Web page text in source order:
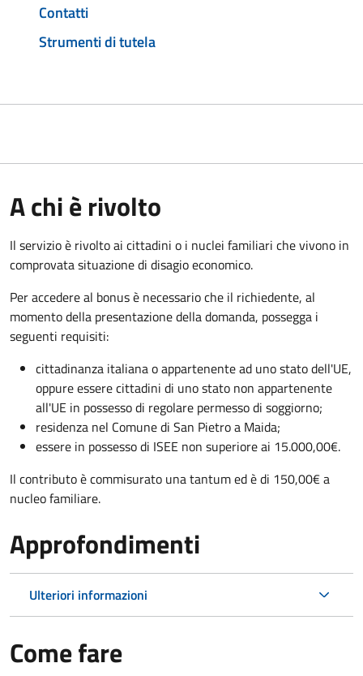
Contatti
Strumenti di tutela
A chi è rivolto
Il servizio è rivolto ai cittadini o i nuclei familiari che vivono in
comprovata situazione di disagio economico.
Per accedere al bonus è necessario che il richiedente, al
momento della presentazione della domanda, possegga i
seguenti requisiti:
cittadinanza italiana o appartenente ad uno stato dell'UE,
oppure essere cittadini di uno stato non appartenente
all'UE in possesso di regolare permesso di soggiorno;
residenza nel Comune di San Pietro a Maida;
essere in possesso di ISEE non superiore ai 15.000,00€.
Il contributo è commisurato una tantum ed è di 150,00€ a
nucleo familiare.
Approfondimenti
Ulteriori informazioni
Come fare